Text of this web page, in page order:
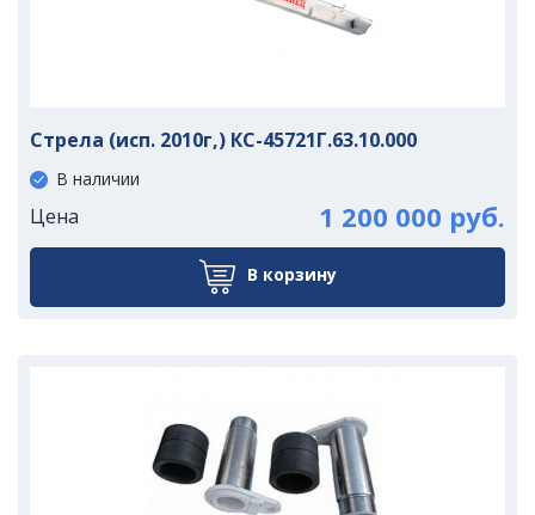
Стрела (исп. 2010г,) КС-45721Г.63.10.000
В наличии
Цена 1 200 000 руб.
В корзину